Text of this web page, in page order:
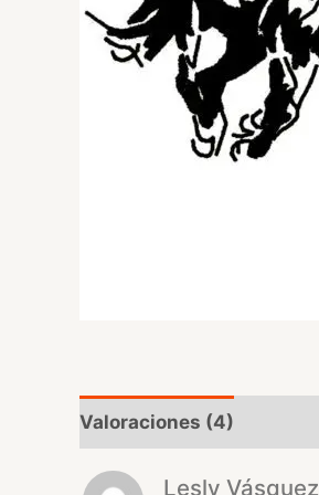
Valoraciones (4)
Lesly Vásquez